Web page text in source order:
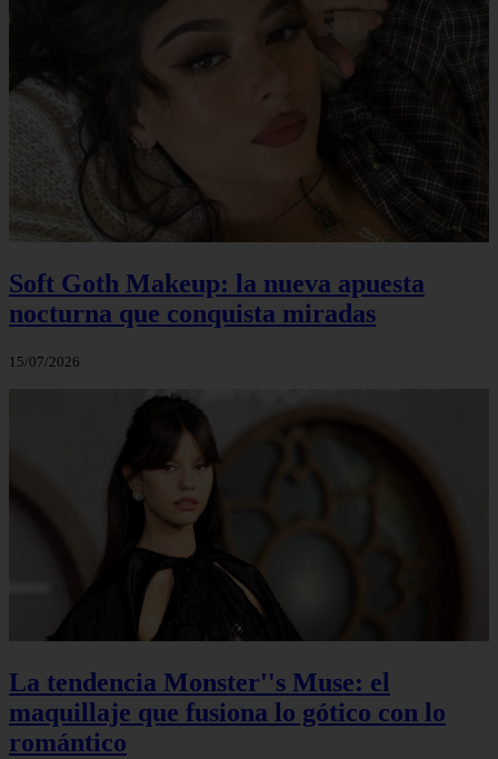
Soft Goth Makeup: la nueva apuesta
nocturna que conquista miradas
15/07/2026
La tendencia Monster''s Muse: el
maquillaje que fusiona lo gótico con lo
romántico